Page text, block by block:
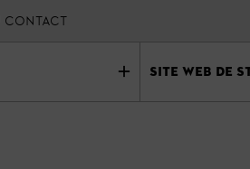
CONTACT
Site Web de